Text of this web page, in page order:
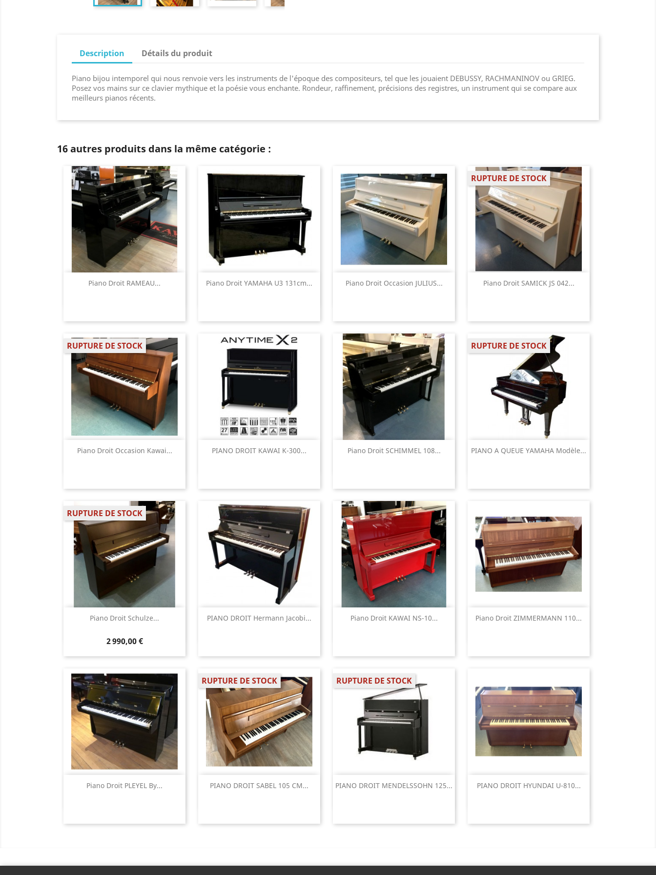
Description Détails du produit
Piano bijou intemporel qui nous renvoie vers les instruments de l'époque des compositeurs, tel que les jouaient DEBUSSY, RACHMANINOV ou GRIEG.
Posez vos mains sur ce clavier mythique et la poésie vous enchante. Rondeur, raffinement, précisions des registres, un instrument qui se compare aux
meilleurs pianos récents.
16 autres produits dans la même catégorie :
Piano Droit RAMEAU...
Aperçu rapide Piano Droit YAMAHA U3 131cm...
Aperçu rapide Piano Droit Occasion JULIUS...
Aperçu rapide Piano Droit SAMICK JS 042...
RUPTURE DE STOCK
Aperçu rapide
Piano Droit Occasion Kawai...
RUPTURE DE STOCK
Aperçu rapide PIANO DROIT KAWAI K-300...
Aperçu rapide Piano Droit SCHIMMEL 108...
Aperçu rapide PIANO A QUEUE YAMAHA Modèle...
RUPTURE DE STOCK
Aperçu rapide
Piano Droit Schulze...
2 990,00 €
RUPTURE DE STOCK
Aperçu rapide PIANO DROIT Hermann Jacobi...
Aperçu rapide Piano Droit KAWAI NS-10...
Aperçu rapide Piano Droit ZIMMERMANN 110...
Aperçu rapide
Piano Droit PLEYEL By...
Aperçu rapide PIANO DROIT SABEL 105 CM...
RUPTURE DE STOCK
Aperçu rapide PIANO DROIT MENDELSSOHN 125...
RUPTURE DE STOCK
Aperçu rapide PIANO DROIT HYUNDAI U-810...
Aperçu rapide